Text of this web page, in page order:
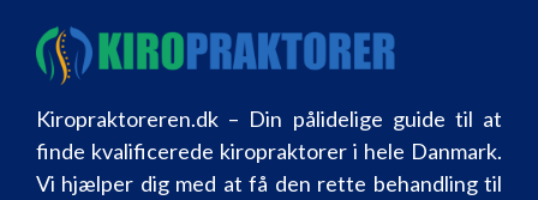
Kiropraktoreren.dk – Din pålidelige guide til at
finde kvalificerede kiropraktorer i hele Danmark.
Vi hjælper dig med at få den rette behandling til